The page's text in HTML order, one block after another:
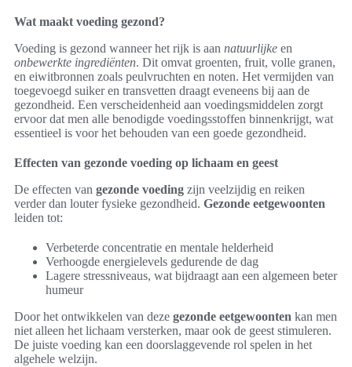
Wat maakt voeding gezond?
Voeding is gezond wanneer het rijk is aan natuurlijke en
onbewerkte ingrediënten. Dit omvat groenten, fruit, volle granen,
en eiwitbronnen zoals peulvruchten en noten. Het vermijden van
toegevoegd suiker en transvetten draagt eveneens bij aan de
gezondheid. Een verscheidenheid aan voedingsmiddelen zorgt
ervoor dat men alle benodigde voedingsstoffen binnenkrijgt, wat
essentieel is voor het behouden van een goede gezondheid.
Effecten van gezonde voeding op lichaam en geest
De effecten van gezonde voeding zijn veelzijdig en reiken
verder dan louter fysieke gezondheid. Gezonde eetgewoonten
leiden tot:
Verbeterde concentratie en mentale helderheid
Verhoogde energielevels gedurende de dag
Lagere stressniveaus, wat bijdraagt aan een algemeen beter
humeur
Door het ontwikkelen van deze gezonde eetgewoonten kan men
niet alleen het lichaam versterken, maar ook de geest stimuleren.
De juiste voeding kan een doorslaggevende rol spelen in het
algehele welzijn.